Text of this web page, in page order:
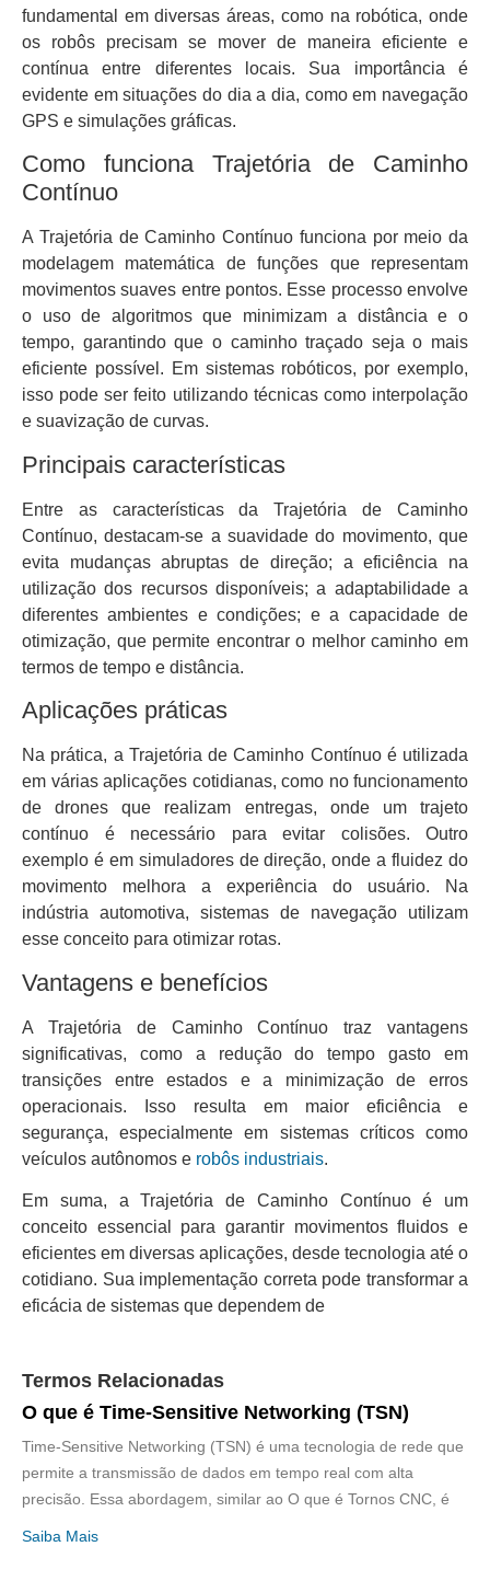
fundamental em diversas áreas, como na robótica, onde
os robôs precisam se mover de maneira eficiente e
contínua entre diferentes locais. Sua importância é
evidente em situações do dia a dia, como em navegação
GPS e simulações gráficas.
Como funciona Trajetória de Caminho
Contínuo
A Trajetória de Caminho Contínuo funciona por meio da
modelagem matemática de funções que representam
movimentos suaves entre pontos. Esse processo envolve
o uso de algoritmos que minimizam a distância e o
tempo, garantindo que o caminho traçado seja o mais
eficiente possível. Em sistemas robóticos, por exemplo,
isso pode ser feito utilizando técnicas como interpolação
e suavização de curvas.
Principais características
Entre as características da Trajetória de Caminho
Contínuo, destacam-se a suavidade do movimento, que
evita mudanças abruptas de direção; a eficiência na
utilização dos recursos disponíveis; a adaptabilidade a
diferentes ambientes e condições; e a capacidade de
otimização, que permite encontrar o melhor caminho em
termos de tempo e distância.
Aplicações práticas
Na prática, a Trajetória de Caminho Contínuo é utilizada
em várias aplicações cotidianas, como no funcionamento
de drones que realizam entregas, onde um trajeto
contínuo é necessário para evitar colisões. Outro
exemplo é em simuladores de direção, onde a fluidez do
movimento melhora a experiência do usuário. Na
indústria automotiva, sistemas de navegação utilizam
esse conceito para otimizar rotas.
Vantagens e benefícios
A Trajetória de Caminho Contínuo traz vantagens
significativas, como a redução do tempo gasto em
transições entre estados e a minimização de erros
operacionais. Isso resulta em maior eficiência e
segurança, especialmente em sistemas críticos como
veículos autônomos e robôs industriais.
Em suma, a Trajetória de Caminho Contínuo é um
conceito essencial para garantir movimentos fluidos e
eficientes em diversas aplicações, desde tecnologia até o
cotidiano. Sua implementação correta pode transformar a
eficácia de sistemas que dependem de
Termos Relacionadas
O que é Time-Sensitive Networking (TSN)
Time-Sensitive Networking (TSN) é uma tecnologia de rede que
permite a transmissão de dados em tempo real com alta
precisão. Essa abordagem, similar ao O que é Tornos CNC, é
Saiba Mais